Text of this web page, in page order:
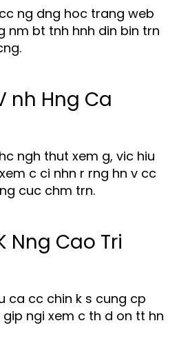
ng dng hoc trang web
nm bt tnh hnh din bin trn
nh Hng Ca
ngh thut xem g, vic hiu
c ci nhn r rng hn v cc
cuc chm trn.
Nng Cao Tri
ca cc chin k s cung cp
ngi xem c th d on tt hn